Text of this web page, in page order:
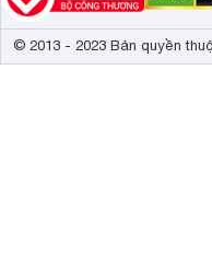
© 2013 - 2023 Bản quyền